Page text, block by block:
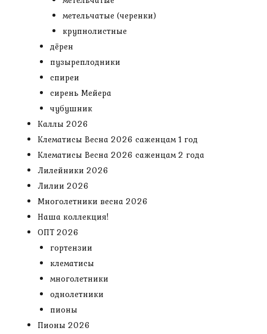
метельчатые (черенки)
крупнолистные
дёрен
пузыреплодники
спиреи
сирень Мейера
чубушник
Каллы 2026
Клематисы Весна 2026 саженцам 1 год
Клематисы Весна 2026 саженцам 2 года
Лилейники 2026
Лилии 2026
Многолетники весна 2026
Наша коллекция!
ОПТ 2026
гортензии
клематисы
многолетники
однолетники
пионы
Пионы 2026